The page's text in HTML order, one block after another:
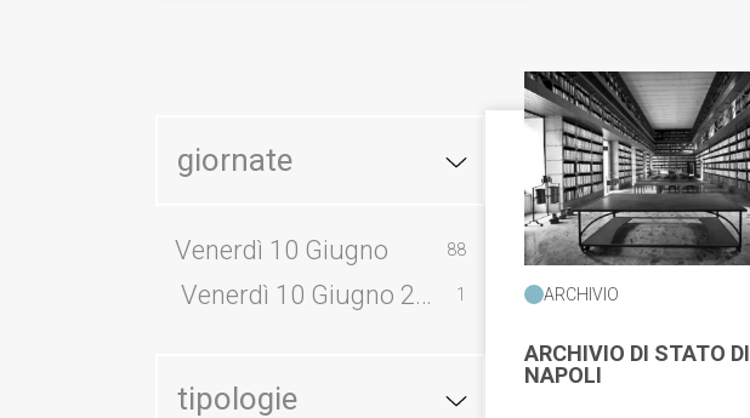
giornate
Venerdì 10 Giugno 88
Venerdì 10 Giugno 20221
tipologie
ARCHIVIO
ARCHIVIO DI STATO DI
NAPOLI